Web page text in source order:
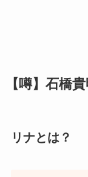
【噂】石橋
リナとは？